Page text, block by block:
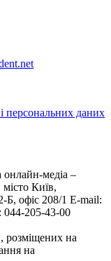
персональних даних
онлайн-медіа –
Київ,
офіс 208/1 E-mail:
044-205-43-00
розміщених на
на